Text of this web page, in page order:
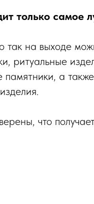
только самое
на выходе
ритуальные
а
что